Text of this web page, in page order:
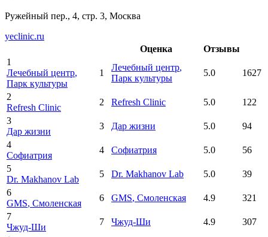
Ружейный пер., 4, стр. 3, Москва
yeclinic.ru
Оценка
Отзывы
1
Лечебный центр,
Парк культуры
1
Лечебный центр,
Парк культуры
5.0 1627
2
Refresh Clinic
2 Refresh Clinic 5.0
122
3
Дар жизни
3 Дар жизни 5.0
94
4
Софиатрия
4 Софиатрия 5.0
56
5
Dr. Makhanov Lab
5 Dr. Makhanov Lab 5.0
39
6
GMS, Смоленская
6 GMS, Смоленская 4.9
321
7
Чжуд-Ши
7 Чжуд-Ши 4.9
307